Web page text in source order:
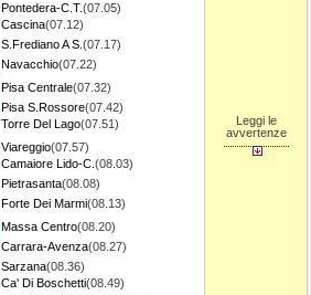
Pontedera-C.T.(07.05)
Cascina(07.12)
S.Frediano A S. (07.17)
Navacchio(07.22)
Pisa Centrale(07.32)
Pisa S.Rossore(07.42)
Torre Del Lago(07.51)
Viareggio(07.57)
Camaiore Lido-C. (08.03)
Pietrasanta(08.08)
Forte Dei Marmi(08.13)
Massa Centro(08.20)
Carrara-Avenza(08.27)
Sarzana(08.36)
Ca' Di Boschetti(08.49)
Leggi le
avvertenze